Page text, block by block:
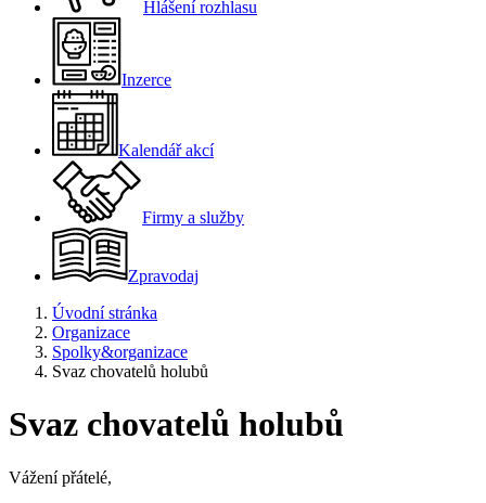
Hlášení rozhlasu
Inzerce
Kalendář akcí
Firmy a služby
Zpravodaj
Úvodní stránka
Organizace
Spolky&organizace
Svaz chovatelů holubů
Svaz chovatelů holubů
Vážení přátelé,